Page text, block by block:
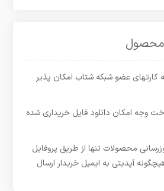
محصول
کارتهای عضو شبکه شتاب امکان پذیر
وجه امکان دانلود فایل خریداری شده
محصولات تنها از طریق پروفایل
آپدیتی به ایمیل خریدار ارسال